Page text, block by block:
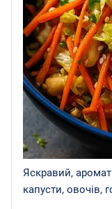
Яскравий,
капусти, овочів,